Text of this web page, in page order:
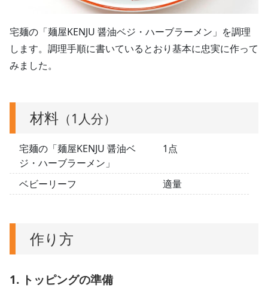
宅麺の「麺屋KENJU 醤油ベジ・ハーブラーメン」を調理
します。調理手順に書いているとおり基本に忠実に作って
みました。
材料 （1人分）
宅麺の「麺屋KENJU 醤油ベ
ジ・ハーブラーメン」
1点
ベビーリーフ 適量
作り方
1. トッピングの準備